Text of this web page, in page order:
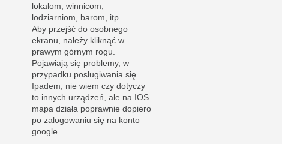
lokalom, winnicom,
lodziarniom, barom, itp.
Aby przejść do osobnego
ekranu, należy kliknąć w
prawym górnym rogu.
Pojawiają się problemy, w
przypadku posługiwania się
Ipadem, nie wiem czy dotyczy
to innych urządzeń, ale na IOS
mapa działa poprawnie dopiero
po zalogowaniu się na konto
google.